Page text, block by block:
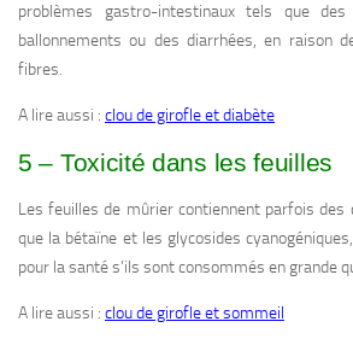
problèmes gastro-intestinaux tels que des
ballonnements ou des diarrhées, en raison
fibres.
A lire aussi : clou de girofle et diabète
5 – Toxicité dans les feuilles
Les feuilles de mûrier contiennent parfois des
que la bétaïne et les glycosides
pour la santé s’ils sont consommés en grande
A lire aussi : clou de girofle et sommeil